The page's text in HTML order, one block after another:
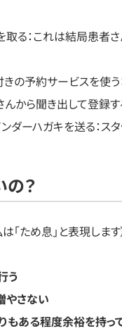
取る：これは結局患者
きの予約サービスを使
んから聞き出して登録
ダーハガキを送る：ス
の？
「ため息」と表現し
う
やさない
もある程度余裕を持っ